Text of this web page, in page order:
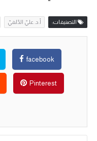
التصنيفات: أ.د. عليّ الدّلفيّ
facebook
Pinterest